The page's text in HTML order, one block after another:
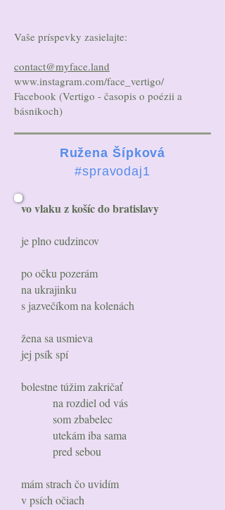
Vaše príspevky zasielajte:
contact@myface.land
www.instagram.com/face_vertigo/
Facebook (Vertigo - časopis o poézii a
básnikoch)
Ružena Šípková
#spravodaj1
vo vlaku z košíc do bratislavy
je plno cudzincov
po očku pozerám
na ukrajinku
s jazvečíkom na kolenách
žena sa usmieva
jej psík spí
bolestne túžim zakričať
na rozdiel od vás
som zbabelec
utekám iba sama
pred sebou
mám strach čo uvidím
v psích očiach